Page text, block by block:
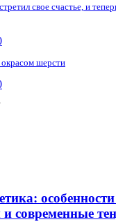
свое счастье, и
шерсти
особенности
современные